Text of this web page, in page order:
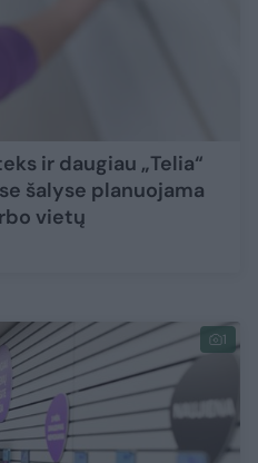
ir daugiau „Telia“
šalyse planuojama
vietų
1